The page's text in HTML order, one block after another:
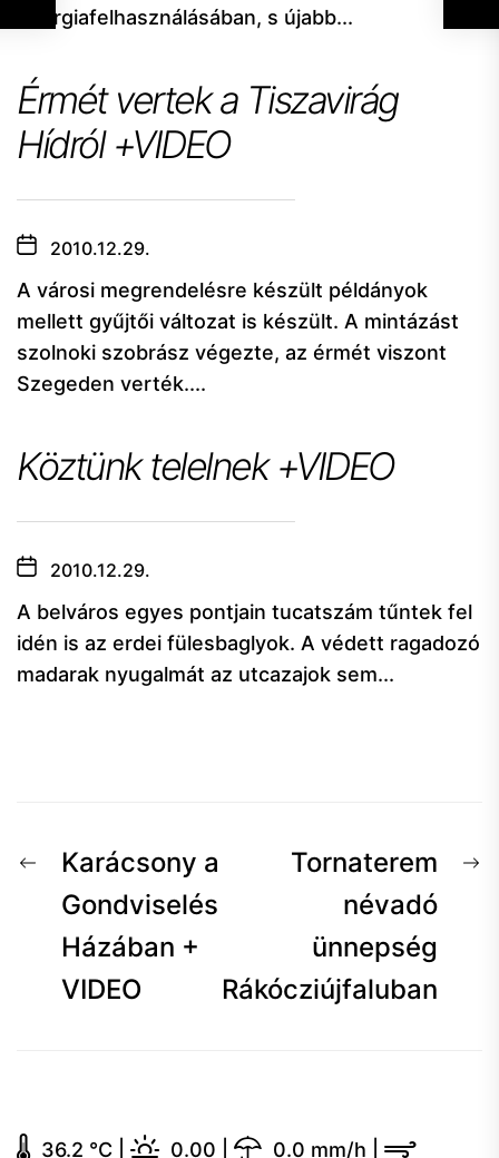
energiafelhasználásában, s újabb...
Érmét vertek a Tiszavirág
Hídról +VIDEO
2010.12.29.
A városi megrendelésre készült példányok
mellett gyűjtői változat is készült. A mintázást
szolnoki szobrász végezte, az érmét viszont
Szegeden verték....
Köztünk telelnek +VIDEO
2010.12.29.
A belváros egyes pontjain tucatszám tűntek fel
idén is az erdei fülesbaglyok. A védett ragadozó
madarak nyugalmát az utcazajok sem...
Bejegyzés
navigáció
ElőzőKarácsony a
Gondviselés
Házában +
VIDEO
Tornaterem
névadó
ünnepség
Rákócziújfaluban
36.2 °C 0.00 0.0 mm/h